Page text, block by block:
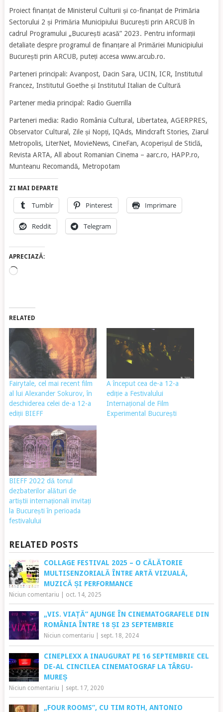
Proiect finanțat de Ministerul Culturii și co-finanțat de Primăria
Sectorului 2 și Primăria Municipiului București prin ARCUB în
cadrul Programului „București acasă” 2023. Pentru informații
detaliate despre programul de finanțare al Primăriei Municipiului
București prin ARCUB, puteți accesa www.arcub.ro.
Parteneri principali: Avanpost, Dacin Sara, UCIN, ICR, Institutul
Francez, Institutul Goethe și Institutul Italian de Cultură
Partener media principal: Radio Guerrilla
Parteneri media: Radio România Cultural, Libertatea, AGERPRES,
Observator Cultural, Zile și Nopți, IQAds, Mindcraft Stories, Ziarul
Metropolis, LiterNet, MovieNews, CineFan, Acoperișul de Sticlă,
Revista ARTA, All about Romanian Cinema – aarc.ro, HAPP.ro,
Munteanu Recomandă, Metropotam
ZI MAI DEPARTE
Tumblr Pinterest Imprimare
Reddit Telegram
APRECIAZĂ:
Încarc...
RELATED
Fairytale, cel mai recent film
al lui Alexander Sokurov, în
deschiderea celei de-a 12-a
ediții BIEFF
A început cea de-a 12-a
ediție a Festivalului
Internațional de Film
Experimental București
BIEFF 2022 dă tonul
dezbaterilor alături de
artiștii internaționali invitați
la București în perioada
festivalului
RELATED POSTS
COLLAGE FESTIVAL 2025 – O CĂLĂTORIE
MULTISENZORIALĂ ÎNTRE ARTĂ VIZUALĂ,
MUZICĂ ȘI PERFORMANCE
Niciun comentariu oct. 14, 2025
„VIS. VIAȚĂ” AJUNGE ÎN CINEMATOGRAFELE DIN
ROMÂNIA ÎNTRE 18 ȘI 23 SEPTEMBRIE
Niciun comentariu sept. 18, 2024
CINEPLEXX A INAUGURAT PE 16 SEPTEMBRIE CEL
DE-AL CINCILEA CINEMATOGRAF LA TÂRGU-
MUREȘ
Niciun comentariu sept. 17, 2020
„FOUR ROOMS”, CU TIM ROTH, ANTONIO